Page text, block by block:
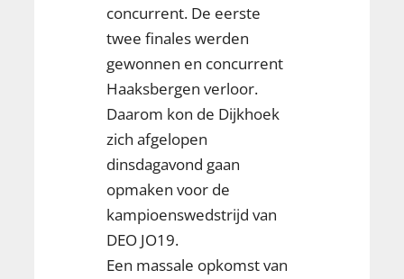
concurrent. De eerste
twee finales werden
gewonnen en concurrent
Haaksbergen verloor.
Daarom kon de Dijkhoek
zich afgelopen
dinsdagavond gaan
opmaken voor de
kampioenswedstrijd van
DEO JO19.
Een massale opkomst van